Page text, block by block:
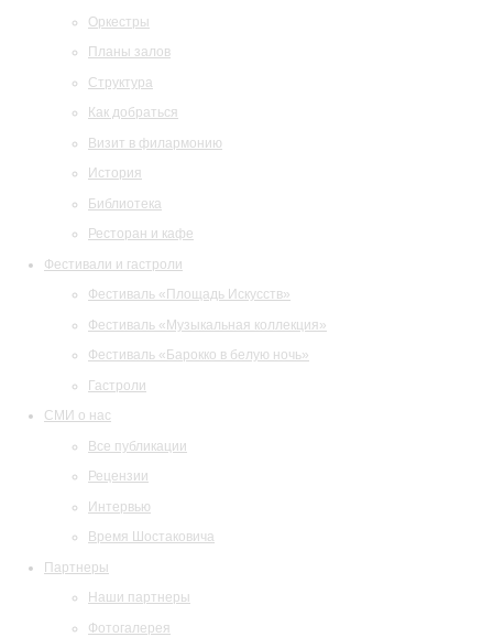
Оркестры
Планы залов
Структура
Как добраться
Визит в филармонию
История
Библиотека
Ресторан и кафе
Фестивали и гастроли
Фестиваль «Площадь Искусств»
Фестиваль «Музыкальная коллекция»
Фестиваль «Барокко в белую ночь»
Гастроли
СМИ о нас
Все публикации
Рецензии
Интервью
Время Шостаковича
Партнеры
Наши партнеры
Фотогалерея